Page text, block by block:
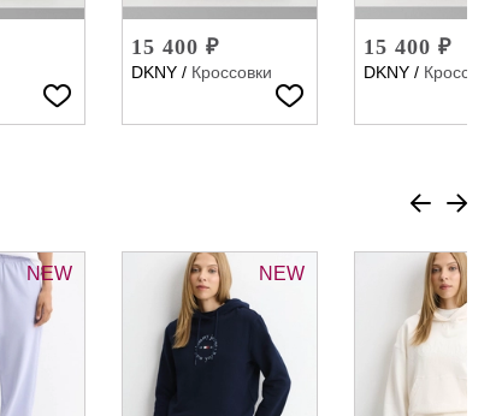
15 400 ₽
DKNY / Кроссовки
15 400 ₽
DKNY / Кроссовки
NEW NEW